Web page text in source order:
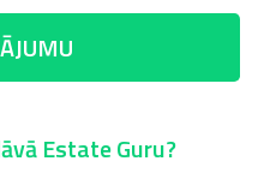
Estate Guru?